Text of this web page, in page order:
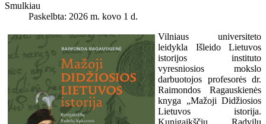
Smulkiau
Paskelbta: 2026 m. kovo 1 d.
Vilniaus universiteto
leidykla Išleido Lietuvos
istorijos instituto
vyresniosios mokslo
darbuotojos profesorės dr.
Raimondos Ragauskienės
knyga „Mažoji Didžiosios
Lietuvos istorija.